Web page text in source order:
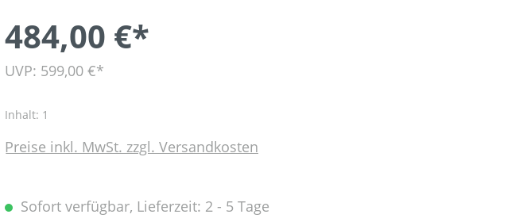
484,00 €*
UVP: 599,00 €*
Inhalt: 1
Preise inkl. MwSt. zzgl. Versandkosten
Sofort verfügbar, Lieferzeit: 2 - 5 Tage